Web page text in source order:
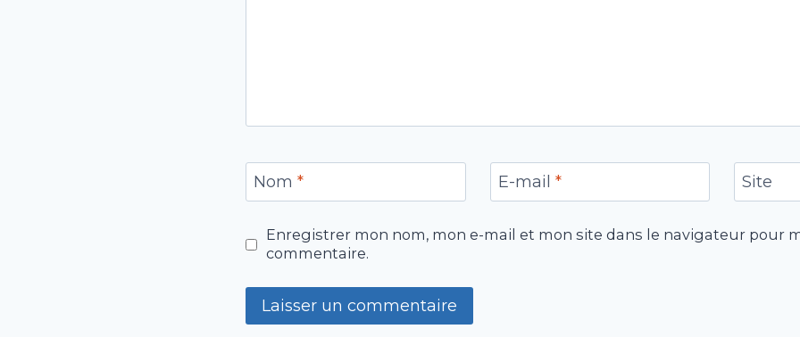
Nom * E-mail * Site
Enregistrer mon nom, mon e-mail et mon site dans le navigateur pour
commentaire.